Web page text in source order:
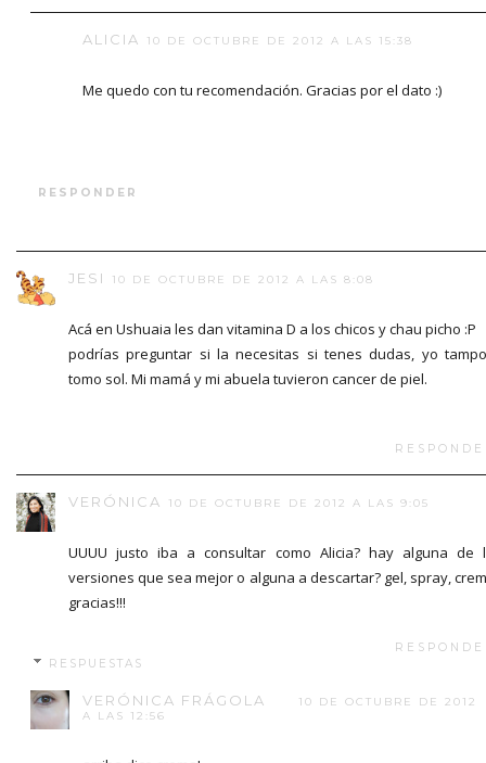
ALICIA 10 DE OCTUBRE DE 2012 A LAS 15:38
Me quedo con tu recomendación. Gracias por el dato :)
RESPONDER
JESI 10 DE OCTUBRE DE 2012 A LAS 8:08
Acá en Ushuaia les dan vitamina D a los chicos y chau picho :P
podrías preguntar si la necesitas si tenes dudas, yo
tomo sol. Mi mamá y mi abuela tuvieron cancer de piel.
VERÓNICA 10 DE OCTUBRE DE 2012 A LAS 9:05
UUUU justo iba a consultar como Alicia? hay alguna de
versiones que sea mejor o alguna a descartar? gel, spray,
gracias!!!
RESPUESTAS
VERÓNICA FRÁGOLA
10 DE OCTUBRE DE 2012
A LAS 12:56